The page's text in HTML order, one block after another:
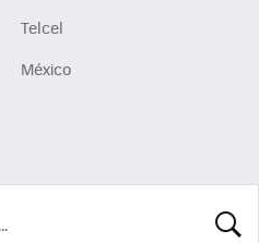
Telcel
México